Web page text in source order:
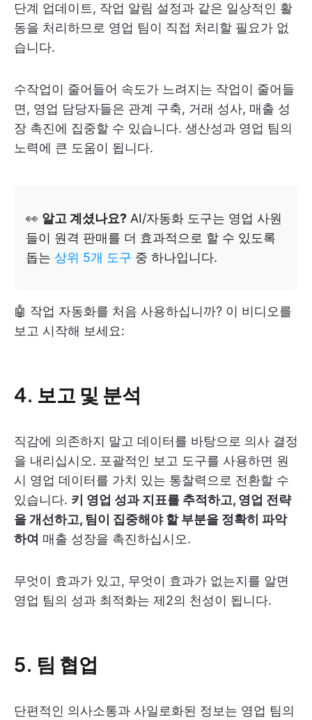
단계 업데이트, 작업 알림 설정과 같은 일상적인 활
동을 처리하므로 영업 팀이 직접 처리할 필요가 없
습니다.
수작업이 줄어들어 속도가 느려지는 작업이 줄어들
면, 영업 담당자들은 관계 구축, 거래 성사, 매출 성
장 촉진에 집중할 수 있습니다. 생산성과 영업 팀의
노력에 큰 도움이 됩니다.
👀 알고 계셨나요? AI/자동화 도구는 영업 사원
들이 원격 판매를 더 효과적으로 할 수 있도록
돕는 상위 5개 도구 중 하나입니다.
🤖 작업 자동화를 처음 사용하십니까? 이 비디오를
보고 시작해 보세요:
4. 보고 및 분석
직감에 의존하지 말고 데이터를 바탕으로 의사 결정
을 내리십시오. 포괄적인 보고 도구를 사용하면 원
시 영업 데이터를 가치 있는 통찰력으로 전환할 수
있습니다. 키 영업 성과 지표를 추적하고, 영업 전략
을 개선하고, 팀이 집중해야 할 부분을 정확히 파악
하여 매출 성장을 촉진하십시오.
무엇이 효과가 있고, 무엇이 효과가 없는지를 알면
영업 팀의 성과 최적화는 제2의 천성이 됩니다.
5. 팀 협업
단편적인 의사소통과 사일로화된 정보는 영업 팀의